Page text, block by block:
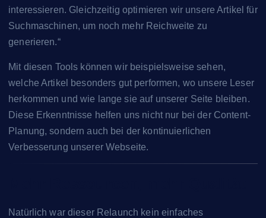
interessieren. Gleichzeitig optimieren wir unsere Artikel für
Suchmaschinen, um noch mehr Reichweite zu
generieren.“
Mit diesen Tools können wir beispielsweise sehen,
welche Artikel besonders gut performen, wo unsere Leser
herkommen und wie lange sie auf unserer Seite bleiben.
Diese Erkenntnisse helfen uns nicht nur bei der Content-
Planung, sondern auch bei der kontinuierlichen
Verbesserung unserer Webseite.
Natürlich war dieser Relaunch kein einfaches